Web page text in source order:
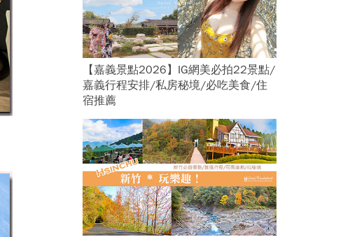
【嘉義景點2026】IG網美必拍22景點/
嘉義行程安排/私房秘境/必吃美食/住
宿推薦